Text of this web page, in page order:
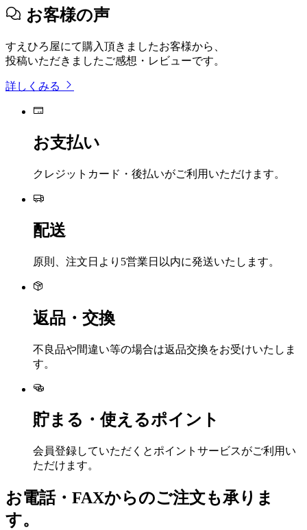
お客様の声
すえひろ屋にて購入頂きましたお客様から、
投稿いただきましたご感想・レビューです。
詳しくみる
お支払い
クレジットカード・後払いがご利用いただけます。
配送
原則、注文日より5営業日以内に発送いたします。
返品・交換
不良品や間違い等の場合は返品交換をお受けいたしま
す。
貯まる・使えるポイント
会員登録していただくとポイントサービスがご利用い
ただけます。
お電話・FAXからのご注文も承りま
す。